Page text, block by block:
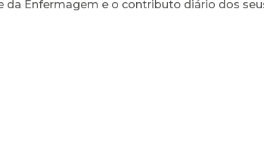
Enfermagem e o contributo diário dos